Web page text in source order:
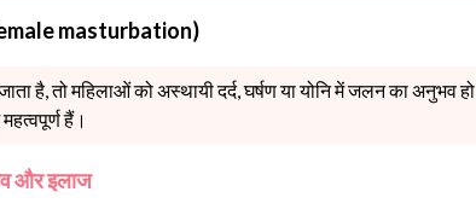
masturbation)
है, तो महिलाओं को अस्थायी दर्द, घर्षण या योनि में जलन का अनुभव हो
हैं।
और इलाज